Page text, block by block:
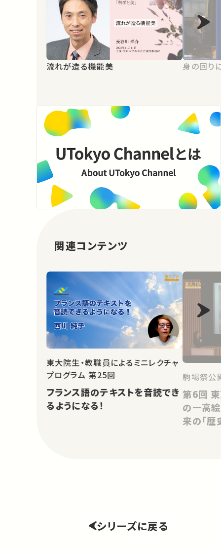
流れが造る機能美 身の回り
関連コンテンツ
東大院生・教職員によるミニレクチャ
プログラム 第25回
フランス語のテキストを音読でき
るようになる！
駒場祭公
第6回 東京大学駒場博物館所蔵
の一高
来の「歴
シリーズに戻る